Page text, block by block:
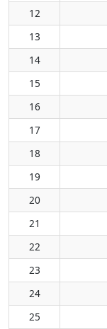
12
13
14
15
16
17
18
19
20
21
22
23
24
25